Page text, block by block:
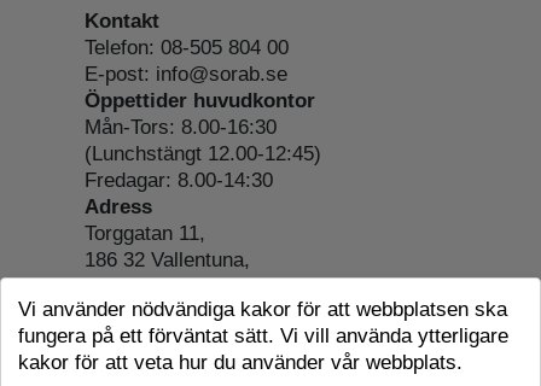
Kontakt
Telefon: 08-505 804 00
E-post: info@sorab.se
Öppettider huvudkontor
Mån-Tors: 8.00-16:30
(Lunchstängt 12.00-12:45)
Fredagar: 8.00-14:30
Adress
Torggatan 11,
186 32 Vallentuna,
Org.nr: 556197-4022
Om webbplatsen
Tillgänglighetsredogörelse
Cookie-information
Vi använder nödvändiga kakor för att webbplatsen ska
fungera på ett förväntat sätt. Vi vill använda ytterligare
kakor för att veta hur du använder vår webbplats.